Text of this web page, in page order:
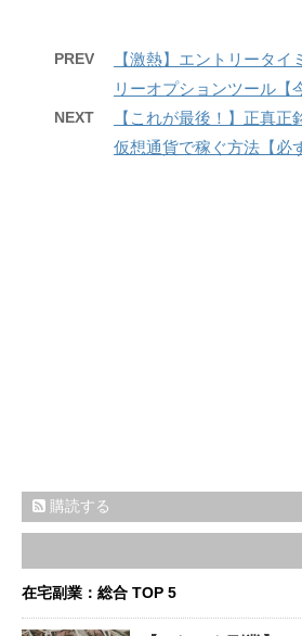
PREV
【激熱】エントリータイ
リーオプションツール【
NEXT
【これが最後！】正真正
仮想通貨で稼ぐ方法【必
購読する
在宅副業：総合 TOP 5